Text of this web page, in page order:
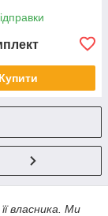
Купити
власника. Ми